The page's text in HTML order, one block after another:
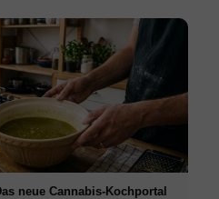
neue Cannabis-Kochportal